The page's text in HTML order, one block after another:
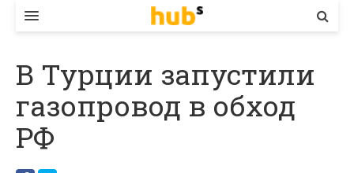
ЕКОНОМІКА
БІЗНЕС
СТАРТЕР
В Турции запустили
газопровод в обход
РФ